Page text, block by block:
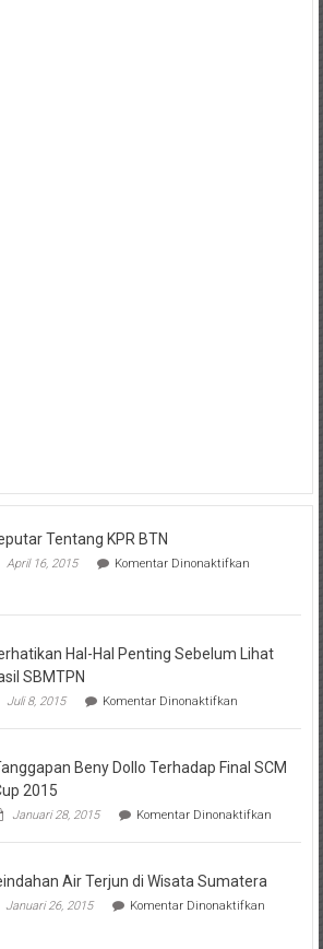
Tentang KPR BTN
April 16, 2015 Komentar Dinonaktifkanpada
Hal-Hal Penting Sebelum Lihat
SBMTPN
Juli 8, 2015 Komentar Dinonaktifkan
Hal-
Penting
Hasil
Beny Dollo Terhadap Final SCM
2015
Januari 28, 2015 Komentar Dinonaktifkan
Beny
Air Terjun di Wisata Sumatera
Januari 26, 2015 Komentar Dinonaktifkan